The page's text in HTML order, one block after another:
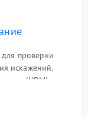
проверки
искажений.
(HDMI,
нагрузкой в